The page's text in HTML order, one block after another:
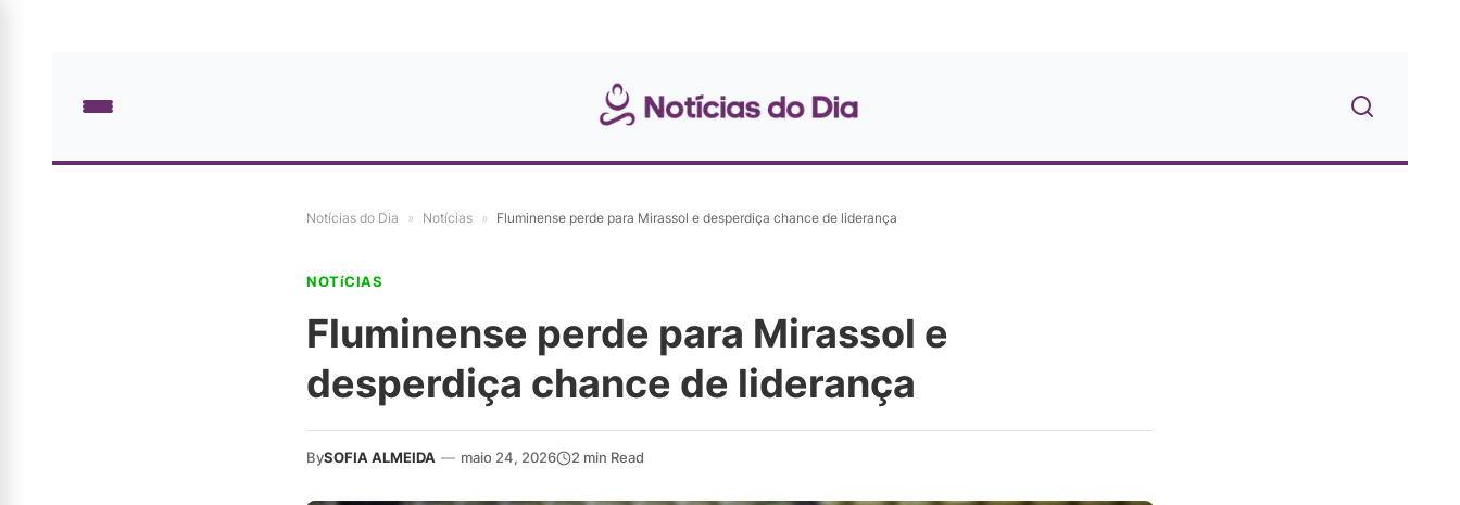
Notícias do Dia » Notícias » Fluminense perde para Mirassol e desperdiça chance de liderança
NOTíCIAS
Fluminense perde para Mirassol e
desperdiça chance de liderança
BySOFIA ALMEIDA — maio 24, 2026 2 min Read